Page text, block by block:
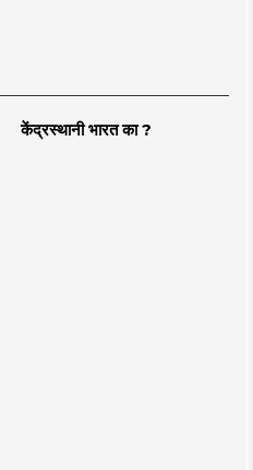
केंद्रस्थानी भारत का ?